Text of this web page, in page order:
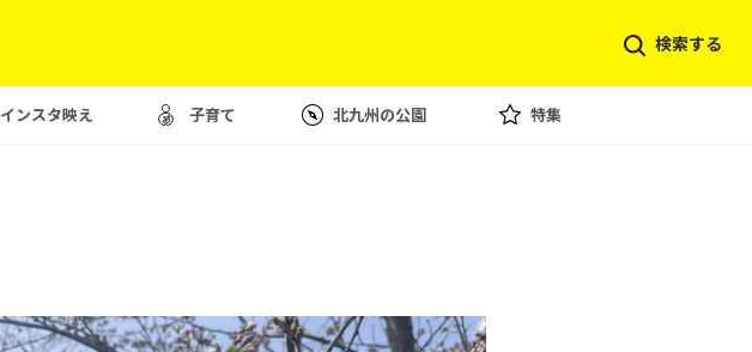
検索する
インスタ映え 子育て 北九州の公園 特集